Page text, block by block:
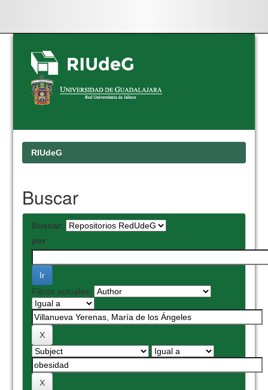
Skip
navigation
RIUdeG
Buscar
Buscar:
por
Filtros actuales: